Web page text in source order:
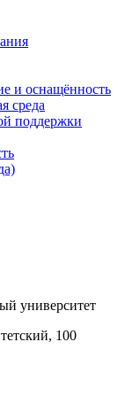
и оснащённость
среда
поддержки
университет
100